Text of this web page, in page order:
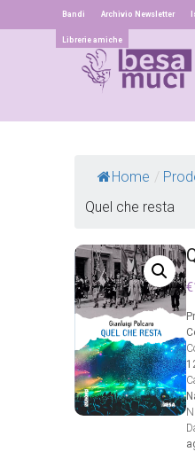
Bandi Archivio Newsletter
Librerie amiche
Home /
Quel che resta
€